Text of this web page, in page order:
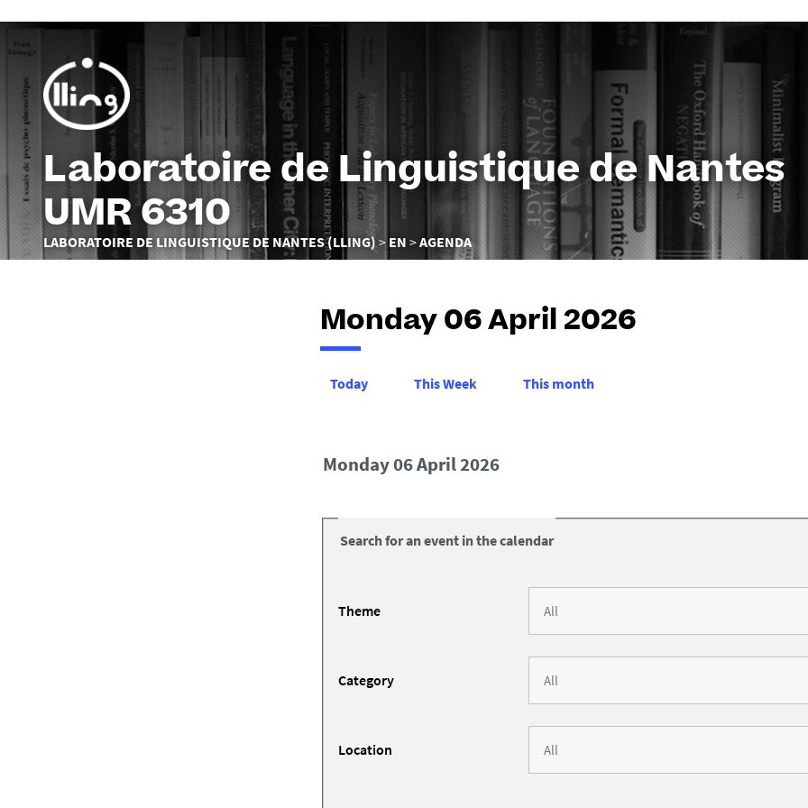
Laboratoire de Linguistique de Nantes
UMR 6310
Vous
êtes
LABORATOIRE DE LINGUISTIQUE DE NANTES (LLING) EN AGENDA
Monday 06 April 2026
Today This Week This month
Monday 06 April 2026
Search for an event in the calendar
Theme
Category
Location